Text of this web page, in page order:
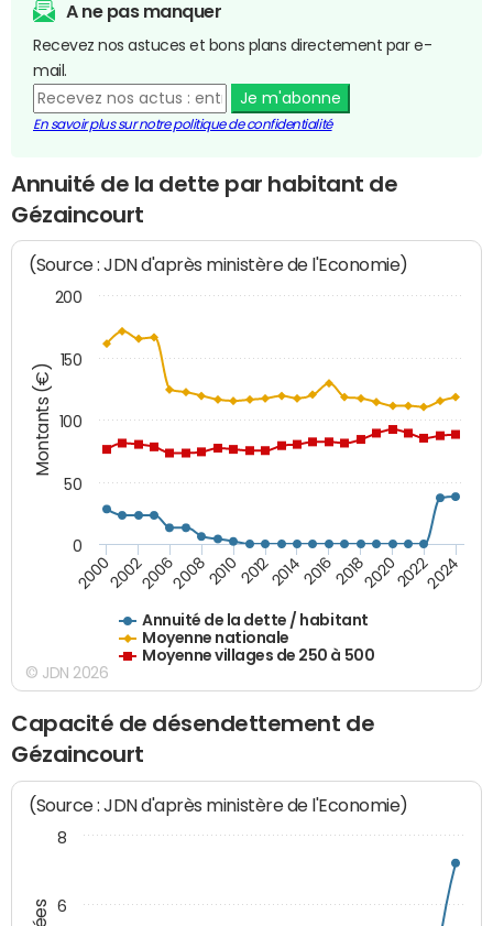
A ne pas manquer
Recevez nos astuces et bons plans directement par e-
mail.
Je m'abonne
En savoir plus sur notre politique de confidentialité
Annuité de la dette par habitant de
Gézaincourt
Montants (€)
(Source : JDN d'après ministère de l'Economie)
Annuité de la dette / habitant
Moyenne nationale
Moyenne villages de 250 à 500
200020022006200820102012201420162018202020222024
0
50
100
150
200
© JDN 2026
Capacité de désendettement de
Gézaincourt
(Source : JDN d'après ministère de l'Economie)
6
8